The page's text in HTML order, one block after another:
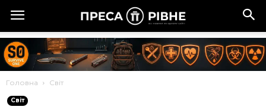
Головна Cвіт
Cвіт